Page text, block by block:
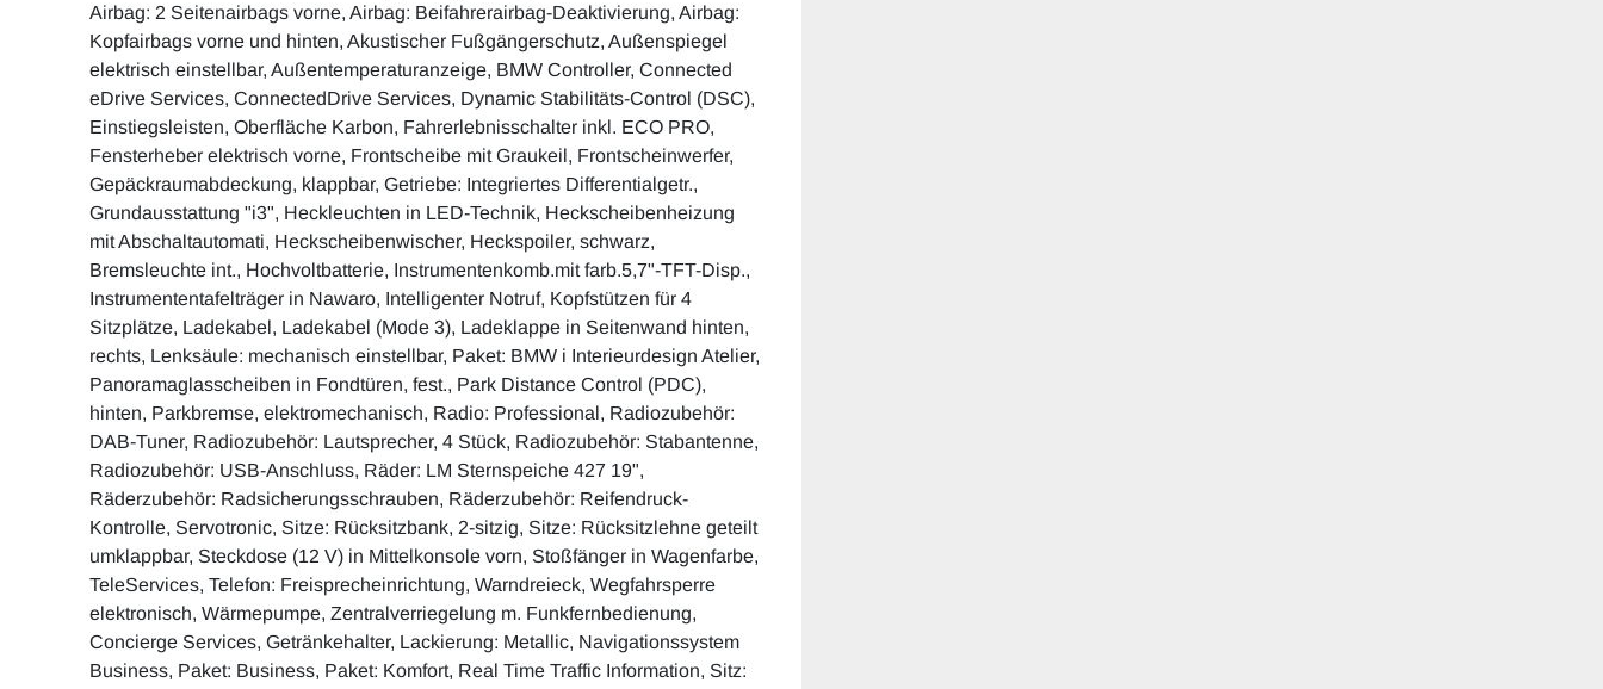
Airbag: 2 Seitenairbags vorne, Airbag: Beifahrerairbag-Deaktivierung, Airbag:
Kopfairbags vorne und hinten, Akustischer Fußgängerschutz, Außenspiegel
elektrisch einstellbar, Außentemperaturanzeige, BMW Controller, Connected
eDrive Services, ConnectedDrive Services, Dynamic Stabilitäts-Control (DSC),
Einstiegsleisten, Oberfläche Karbon, Fahrerlebnisschalter inkl. ECO PRO,
Fensterheber elektrisch vorne, Frontscheibe mit Graukeil, Frontscheinwerfer,
Gepäckraumabdeckung, klappbar, Getriebe: Integriertes Differentialgetr.,
Grundausstattung "i3", Heckleuchten in LED-Technik, Heckscheibenheizung
mit Abschaltautomati, Heckscheibenwischer, Heckspoiler, schwarz,
Bremsleuchte int., Hochvoltbatterie, Instrumentenkomb.mit farb.5,7"-TFT-Disp.,
Instrumententafelträger in Nawaro, Intelligenter Notruf, Kopfstützen für 4
Sitzplätze, Ladekabel, Ladekabel (Mode 3), Ladeklappe in Seitenwand hinten,
rechts, Lenksäule: mechanisch einstellbar, Paket: BMW i Interieurdesign Atelier,
Panoramaglasscheiben in Fondtüren, fest., Park Distance Control (PDC),
hinten, Parkbremse, elektromechanisch, Radio: Professional, Radiozubehör:
DAB-Tuner, Radiozubehör: Lautsprecher, 4 Stück, Radiozubehör: Stabantenne,
Radiozubehör: USB-Anschluss, Räder: LM Sternspeiche 427 19",
Räderzubehör: Radsicherungsschrauben, Räderzubehör: Reifendruck-
Kontrolle, Servotronic, Sitze: Rücksitzbank, 2-sitzig, Sitze: Rücksitzlehne geteilt
umklappbar, Steckdose (12 V) in Mittelkonsole vorn, Stoßfänger in Wagenfarbe,
TeleServices, Telefon: Freisprecheinrichtung, Warndreieck, Wegfahrsperre
elektronisch, Wärmepumpe, Zentralverriegelung m. Funkfernbedienung,
Concierge Services, Getränkehalter, Lackierung: Metallic, Navigationssystem
Business, Paket: Business, Paket: Komfort, Real Time Traffic Information, Sitz: